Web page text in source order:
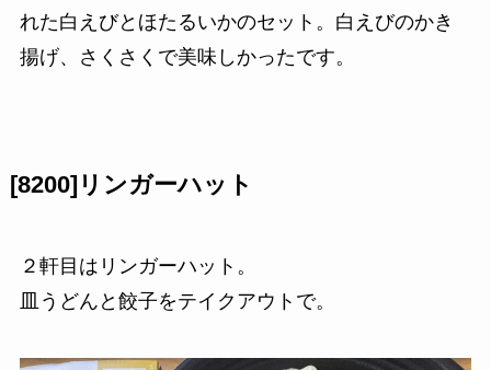
れた白えびとほたるいかのセット。白えびのかき
揚げ、さくさくで美味しかったです。
[8200]リンガーハット
２軒目はリンガーハット。
皿うどんと餃子をテイクアウトで。